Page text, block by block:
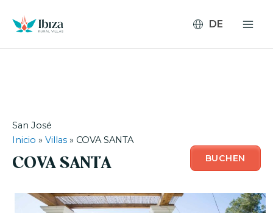
Inhalt
springen
San José
Inicio » Villas » COVA SANTA
COVA SANTA BUCHEN